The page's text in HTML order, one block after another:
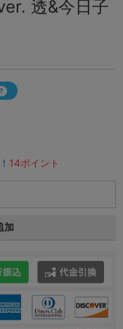
透&今日子
14ポイント
加